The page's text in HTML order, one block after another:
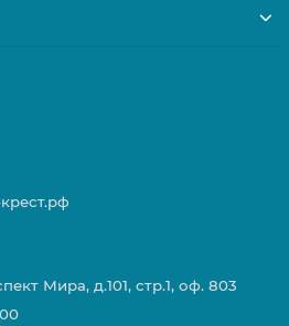
Мира, д.101, стр.1, оф. 803